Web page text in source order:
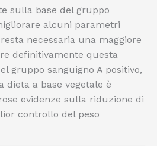
sulla base del gruppo
alcuni parametri
necessaria una maggiore
definitivamente questa
gruppo sanguigno A positivo,
dieta a base vegetale è
evidenze sulla riduzione di
controllo del peso